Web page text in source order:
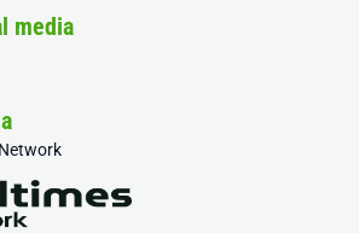
media